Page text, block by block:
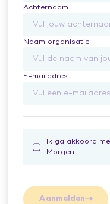
Achternaam
Naam organisatie
E-mailadres
Ik ga akkoord
Morgen
Aanmelden